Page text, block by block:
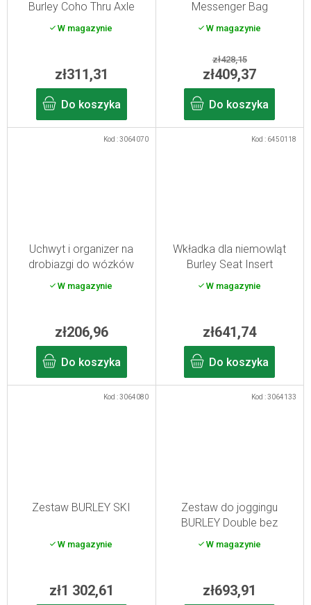
Burley Coho Thru Axle
W magazynie
zł311,31
Do koszyka
Messenger Bag
W magazynie
zł428,15
zł409,37
Do koszyka
Uchwyt i organizer na
drobiazgi do wózków
W magazynie
zł206,96
Do koszyka
Kod :3064070
Wkładka dla niemowląt
Burley Seat Insert
W magazynie
zł641,74
Do koszyka
Kod : 6450118
Zestaw BURLEY SKI
W magazynie
zł1 302,61
Kod :3064080
Zestaw do joggingu
BURLEY Double bez
hamulca do wózków D
´Lite, Encore, Cub
W magazynie
zł693,91
Kod :3064133